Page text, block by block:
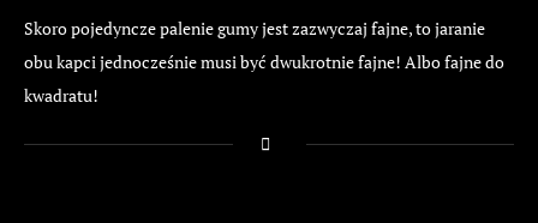
Skoro pojedyncze palenie gumy jest zazwyczaj fajne, to jaranie
obu kapci jednocześnie musi być dwukrotnie fajne! Albo fajne do
kwadratu!